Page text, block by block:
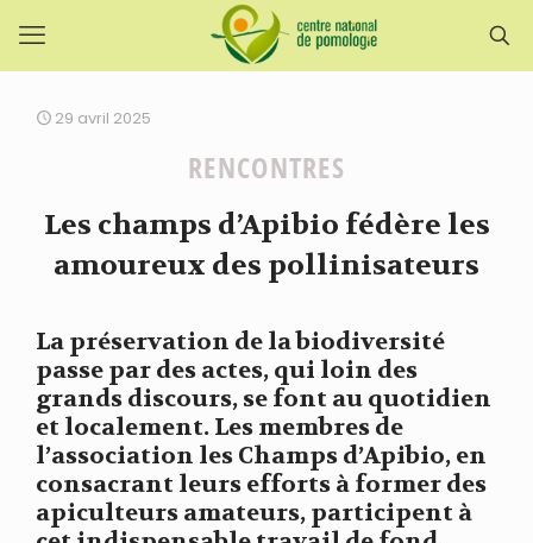
29 avril 2025
RENCONTRES
Les champs d’Apibio fédère les
amoureux des pollinisateurs
La préservation de la biodiversité
passe par des actes, qui loin des
grands discours, se font au quotidien
et localement. Les membres de
l’association les Champs d’Apibio, en
consacrant leurs efforts à former des
apiculteurs amateurs, participent à